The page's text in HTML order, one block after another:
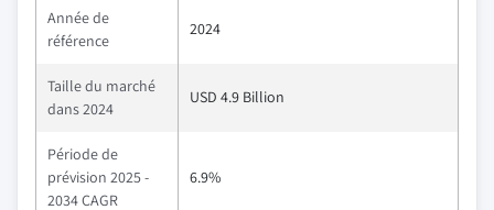
Année de
référence
2024
Taille du marché
dans 2024
USD 4.9 Billion
Période de
prévision 2025 -
2034 CAGR
6.9%